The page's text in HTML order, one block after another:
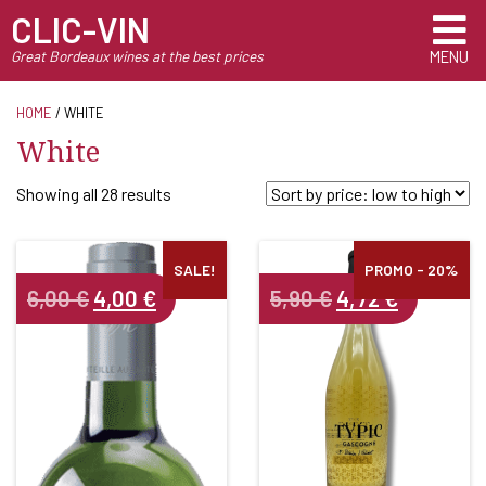
CLIC-VIN
Great Bordeaux wines at the best prices MENU
HOME / WHITE
White
Showing all 28 results
price:
low
to
SALE!
6,00€ Original
price
was:
6,00 €.
4,00 €Current
price
is:
PROMO - 20%
5,90€ Original
price
was:
5,90 €.
4,72€Current
price
is: